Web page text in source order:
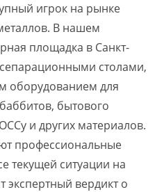
игрок на рынке
В нашем
площадка в Санкт-
столами,
оборудованием для
бытового
и других материалов.
профессиональные
текущей ситуации на
экспертный вердикт о